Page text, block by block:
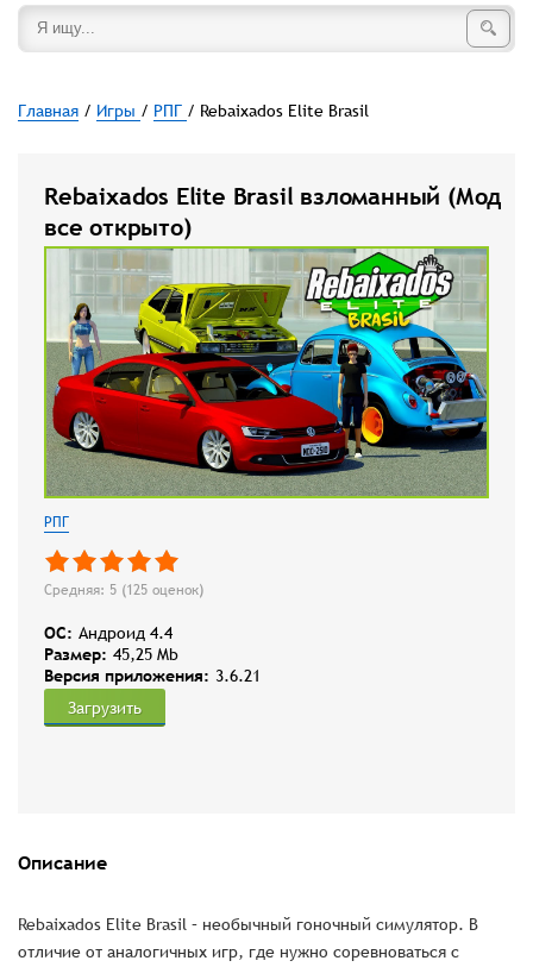
Главная / Игры / РПГ / Rebaixados Elite Brasil
Rebaixados Elite Brasil взломанный (Мод
все открыто)
РПГ
Средняя: 5 (125 оценок)
OC: Андроид 4.4
Размер: 45,25 Mb
Версия приложения: 3.6.21
Загрузить
Описание
Rebaixados Elite Brasil – необычный гоночный симулятор. В
отличие от аналогичных игр, где нужно соревноваться с